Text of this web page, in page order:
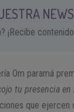
¡Recibe
Om paramá
tu presencia
que